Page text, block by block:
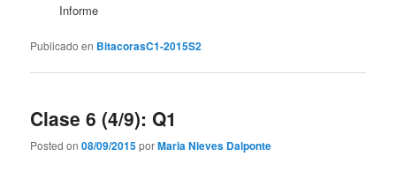
Informe
Publicado en BitacorasC1-2015S2
Clase 6 (4/9): Q1
Posted on08/09/2015porMaria Nieves Dalponte